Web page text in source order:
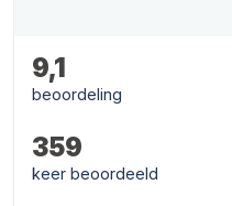
9,1
beoordeling
359
keer beoordeeld